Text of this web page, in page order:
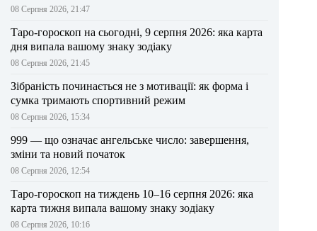
08 Серпня 2026, 21:47
Таро-гороскоп на сьогодні, 9 серпня 2026: яка карта
дня випала вашому знаку зодіаку
08 Серпня 2026, 21:45
Зібраність починається не з мотивації: як форма і
сумка тримають спортивний режим
08 Серпня 2026, 15:34
999 — що означає ангельське число: завершення,
зміни та новий початок
08 Серпня 2026, 12:54
Таро-гороскоп на тиждень 10–16 серпня 2026: яка
карта тижня випала вашому знаку зодіаку
08 Серпня 2026, 10:16